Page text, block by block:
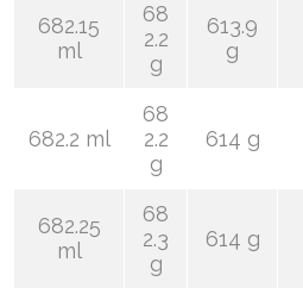
682.15
ml
68
2.2
g
613.9
g
682.2 ml
68
2.2
g
614 g
682.25
ml
68
2.3
g
614 g